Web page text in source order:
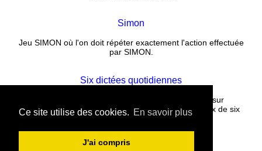
Ce site utilise des cookies. En savoir plus
J'ai compris
Simon
Jeu SIMON où l'on doit répéter exactement l'action effectuée
par SIMON.
Six dictées quotidiennes
Corrigez un texte rempli de fautes puis cliquez sur
CORRECTION. La correction est instantanée. Choix de six
nouvelles dictées tous les jours.
Contact